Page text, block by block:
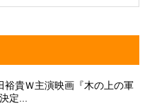
裕貴Ｗ主演映画『木の上の軍
定...